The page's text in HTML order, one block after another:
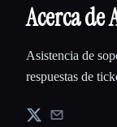
Acerca de
Asistencia de
respuestas de